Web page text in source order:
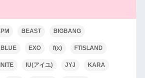
BEAST BIGBANG
EXO f(x) FTISLAND
IU(アイユ) JYJ KARA